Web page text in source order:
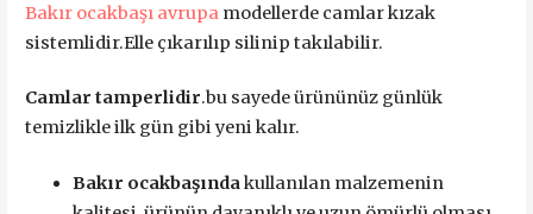
Bakır ocakbaşı avrupa modellerde camlar kızak
sistemlidir.Elle çıkarılıp silinip takılabilir.
Camlar tamperlidir.bu sayede ürününüz günlük
temizlikle ilk gün gibi yeni kalır.
Bakır ocakbaşındakullanılan malzemenin